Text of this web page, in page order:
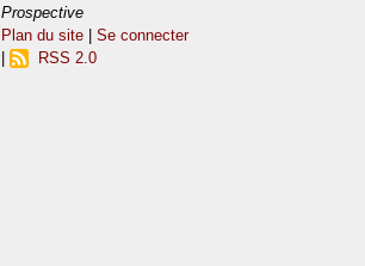
Prospective
Plan du site |Se connecter
RSS 2.0